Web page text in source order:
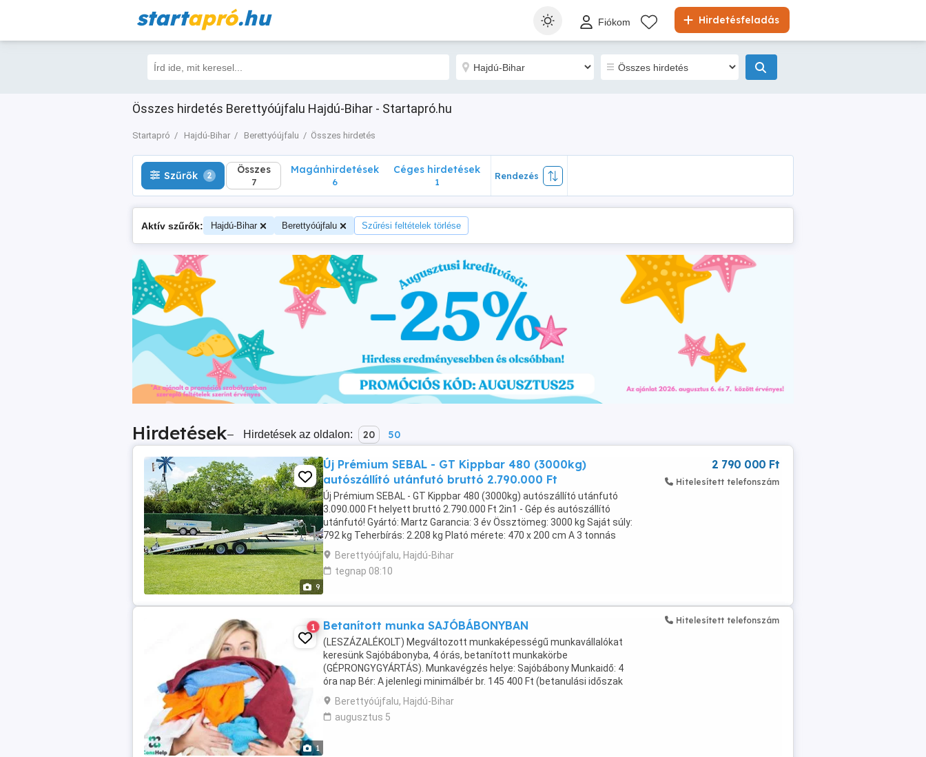
startapró.hu Hirdetésfeladás
Fiókom
Összes hirdetés Berettyóújfalu Hajdú-Bihar - Startapró.hu
Startapró Hajdú-Bihar Berettyóújfalu Összes hirdetés
Szűrők 2 Összes
7
Szűrők 2 Összes
7
Magánhirdetések
6
Céges hirdetések
1
Rendezés
Aktív szűrők: Hajdú-Bihar Berettyóújfalu Szűrési feltételek törlése
Hirdetések– Hirdetések az oldalon: 20 50
9
Új Prémium SEBAL - GT Kippbar 480 (3000kg)
autószállító utánfutó bruttó 2.790.000 Ft
Új Prémium SEBAL - GT Kippbar 480 (3000kg) autószállító utánfutó
3.090.000 Ft helyett bruttó 2.790.000 Ft 2in1 - Gép és autószállító
utánfutó! Gyártó: Martz Garancia: 3 év Össztömeg: 3000 kg Saját súly:
792 kg Teherbírás: 2.208 kg Plató mérete: 470 x 200 cm A 3 tonnás
prémium autószállító utánfutó ...
Berettyóújfalu, Hajdú-Bihar
tegnap 08:10
2 790 000 Ft
Hitelesített telefonszám
1
1 Betanított munka SAJÓBÁBONYBAN
(LESZÁZALÉKOLT) Megváltozott munkaképességű munkavállalókat
keresünk Sajóbábonyba, 4 órás, betanított munkakörbe
(GÉPRONGYGYÁRTÁS). Munkavégzés helye: Sajóbábony Munkaidő: 4
óra nap Bér: A jelenlegi minimálbér br. 145 400 Ft (betanulási időszak
után teljesítménybér) Figyelem: Szállást nem tudunk ...
Berettyóújfalu, Hajdú-Bihar
augusztus 5
Hitelesített telefonszám